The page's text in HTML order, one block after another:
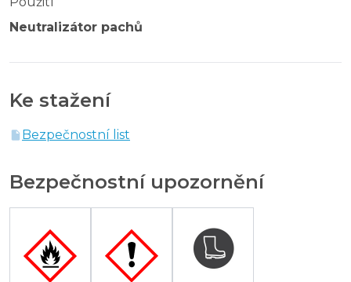
Neutralizátor pachů
Ke stažení
Bezpečnostní list
Bezpečnostní upozornění